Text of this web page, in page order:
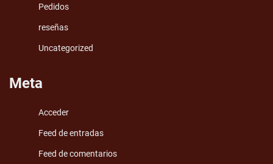
Pedidos
reseñas
Uncategorized
Meta
Acceder
Feed de entradas
Feed de comentarios